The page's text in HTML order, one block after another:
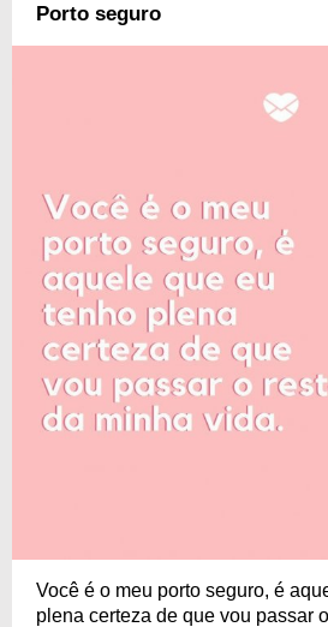
Porto seguro
Você é o meu porto seguro, é
plena certeza de que vou passar